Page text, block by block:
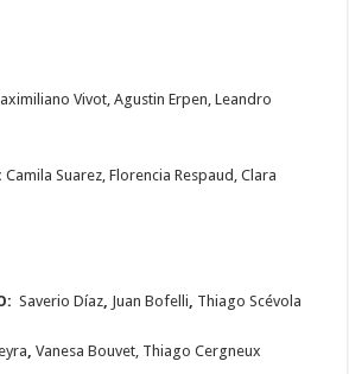
Vivot, Agustin Erpen, Leandro
Camila Suarez, Florencia Respaud, Clara
Saverio Díaz, Juan Bofelli, Thiago Scévola
,Vanesa Bouvet, Thiago Cergneux